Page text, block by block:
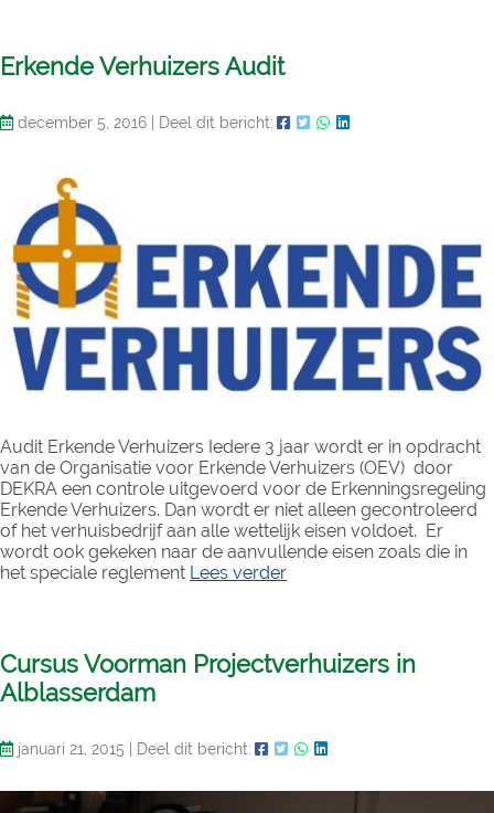
Erkende Verhuizers Audit
december 5, 2016 Deel dit bericht:
Audit Erkende Verhuizers Iedere 3 jaar wordt er in opdracht
van de Organisatie voor Erkende Verhuizers (OEV) door
DEKRA een controle uitgevoerd voor de Erkenningsregeling
Erkende Verhuizers. Dan wordt er niet alleen gecontroleerd
of het verhuisbedrijf aan alle wettelijk eisen voldoet. Er
wordt ook gekeken naar de aanvullende eisen zoals die in
het speciale reglement Lees verder
Cursus Voorman Projectverhuizers in
Alblasserdam
januari 21, 2015 Deel dit bericht: